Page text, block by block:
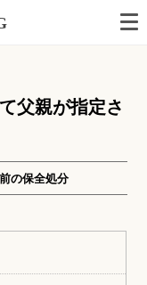
父親が指定さ
の保全処分